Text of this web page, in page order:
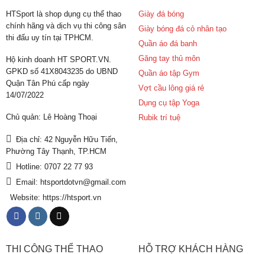
HTSport là shop dụng cụ thể thao
chính hãng và dịch vụ thi công sân
thi đấu uy tín tại TPHCM.
Hộ kinh doanh HT SPORT.VN.
GPKD số 41X8043235 do UBND
Quận Tân Phú cấp ngày
14/07/2022
Chủ quản: Lê Hoàng Thoại
Địa chỉ: 42 Nguyễn Hữu Tiến,
Phường Tây Thạnh, TP.HCM
Hotline: 0707 22 77 93
Email: htsportdotvn@gmail.com
Website: https://htsport.vn
Giày đá bóng
Giày bóng đá cỏ nhân tạo
Quần áo đá banh
Găng tay thủ môn
Quần áo tập Gym
Vợt cầu lông giá rẻ
Dụng cụ tập Yoga
Rubik trí tuệ
THI CÔNG THỂ THAO HỖ TRỢ KHÁCH HÀNG